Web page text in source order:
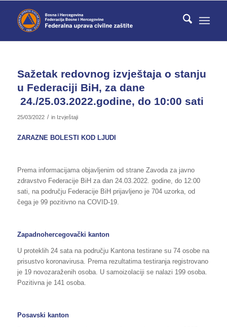
Sažetak redovnog izvještaja o stanju
u Federaciji BiH, za dane
24./25.03.2022.godine, do 10:00 sati
25/03/2022 / in Izvještaji
ZARAZNE BOLESTI KOD LJUDI
Prema informacijama objavljenim od strane Zavoda za javno
zdravstvo Federacije BiH za dan 24.03.2022. godine, do 12:00
sati, na području Federacije BiH prijavljeno je 704 uzorka, od
čega je 99 pozitivno na COVID-19.
Zapadnohercegovački kanton
U proteklih 24 sata na području Kantona testirane su 74 osobe na
prisustvo koronavirusa. Prema rezultatima testiranja registrovano
je 19 novozaraženih osoba. U samoizolaciji se nalazi 199 osoba.
Pozitivna je 141 osoba.
Posavski kanton